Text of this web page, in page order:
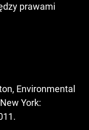
prawami
Environmental
York: